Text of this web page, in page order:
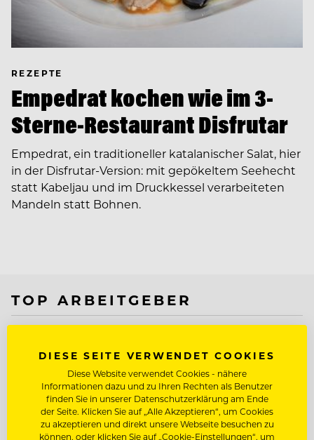
REZEPTE
Empedrat kochen wie im 3-
Sterne-Restaurant Disfrutar
Empedrat, ein traditioneller katalanischer Salat, hier
in der Disfrutar-Version: mit gepökeltem Seehecht
statt Kabeljau und im Druckkessel verarbeiteten
Mandeln statt Bohnen.
TOP ARBEITGEBER
DIESE SEITE VERWENDET COOKIES
Diese Website verwendet Cookies - nähere
Informationen dazu und zu Ihren Rechten als Benutzer
finden Sie in unserer Datenschutzerklärung am Ende
der Seite. Klicken Sie auf „Alle Akzeptieren“, um Cookies
zu akzeptieren und direkt unsere Webseite besuchen zu
können, oder klicken Sie auf „Cookie-Einstellungen“, um